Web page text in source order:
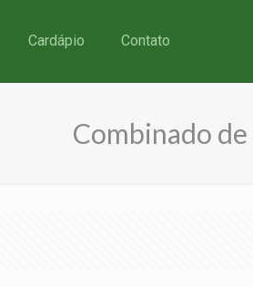
Cardápio Contato
Combinado